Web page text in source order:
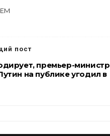
пост
премьер-министр
на публике угодил в